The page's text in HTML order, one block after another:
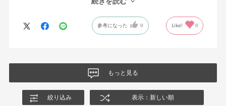
強度調整との関係や、最弱設定であっても大きな反力が残る理由
製品自体に不具合があるとは考えていませんが、少なくとも私の
ングの特性や体重による使用感の違いが、より分かりやすく案内
されることを期待します。
す。座面の硬さまで調節出来る機能が有れば完璧だと思います。
参考になった 0 Like! 0
もっと見る
絞り込み 表示：新しい順